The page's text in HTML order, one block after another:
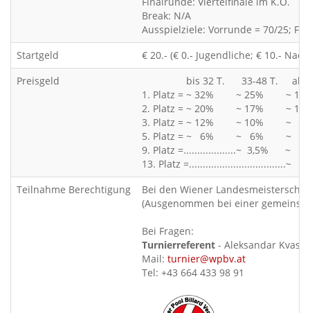
Break: N/A
Ausspielziele: Vorrunde = 70/25;
Startgeld
€ 20.- (€ 0.- Jugendliche; € 10.-
Preisgeld
bis 32 T. 33-48 T. ab
1. Platz = ~ 32% ~ 25% ~
2. Platz = ~ 20% ~ 17% ~
3. Platz = ~ 12% ~ 10% ~
5. Platz = ~ 6% ~ 6% ~
9. Platz =...................~ 3,5% ~
13. Platz =...................................~
Teilnahme Berechtigung
Bei den Wiener
(Ausgenommen bei einer
Bei Fragen:
Turnierreferent - Aleksandar Kvas
Mail: turnier@wpbv.at
Tel: +43 664 433 98 91